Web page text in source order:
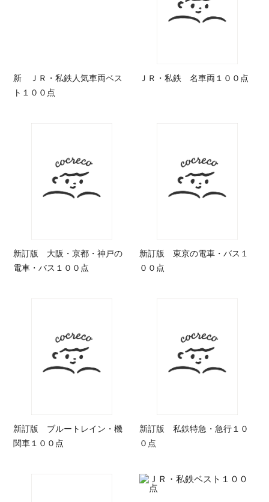
新 ＪＲ・私鉄人気車両ベス
ト１００点
ＪＲ・私鉄 名車両１００点
新訂版 大阪・京都・神戸の
電車・バス１００点
新訂版 東京の電車・バス１
００点
新訂版 ブルートレイン・機
関車１００点
新訂版 私鉄特急・急行１０
０点